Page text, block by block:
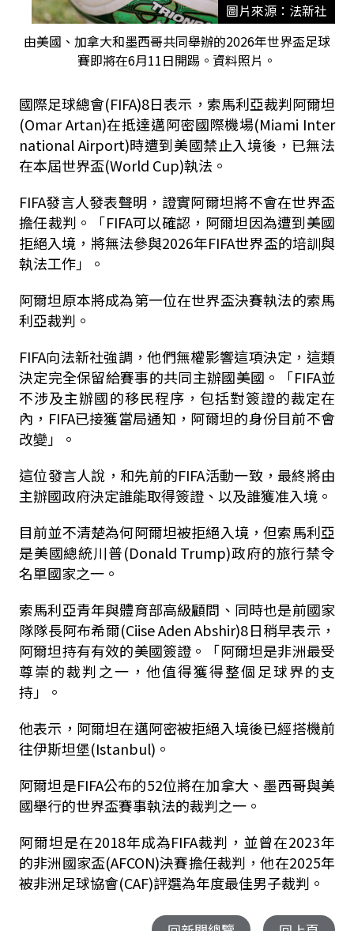
圖片來源：法新社
由美國、加拿大和墨西哥共同舉辦的2026年世界盃足球
賽即將在6月11日開踢。資料照片。
國際足球總會(FIFA)8日表示，索馬利亞裁判阿爾坦
(Omar Artan)在抵達邁阿密國際機場(Miami Inter
national Airport)時遭到美國禁止入境後，已無法
在本屆世界盃(World Cup)執法。
FIFA發言人發表聲明，證實阿爾坦將不會在世界盃
擔任裁判。「FIFA可以確認，阿爾坦因為遭到美國
拒絕入境，將無法參與2026年FIFA世界盃的培訓與
執法工作」。
阿爾坦原本將成為第一位在世界盃決賽執法的索馬
利亞裁判。
FIFA向法新社強調，他們無權影響這項決定，這類
決定完全保留給賽事的共同主辦國美國。「FIFA並
不涉及主辦國的移民程序，包括對簽證的裁定在
內，FIFA已接獲當局通知，阿爾坦的身份目前不會
改變」。
這位發言人說，和先前的FIFA活動一致，最終將由
主辦國政府決定誰能取得簽證、以及誰獲准入境。
目前並不清楚為何阿爾坦被拒絕入境，但索馬利亞
是美國總統川普(Donald Trump)政府的旅行禁令
名單國家之一。
索馬利亞青年與體育部高級顧問、同時也是前國家
隊隊長阿布希爾(Ciise Aden Abshir)8日稍早表示，
阿爾坦持有有效的美國簽證。「阿爾坦是非洲最受
尊崇的裁判之一，他值得獲得整個足球界的支
持」。
他表示，阿爾坦在邁阿密被拒絕入境後已經搭機前
往伊斯坦堡(Istanbul)。
阿爾坦是FIFA公布的52位將在加拿大、墨西哥與美
國舉行的世界盃賽事執法的裁判之一。
阿爾坦是在2018年成為FIFA裁判，並曾在2023年
的非洲國家盃(AFCON)決賽擔任裁判，他在2025年
被非洲足球協會(CAF)評選為年度最佳男子裁判。